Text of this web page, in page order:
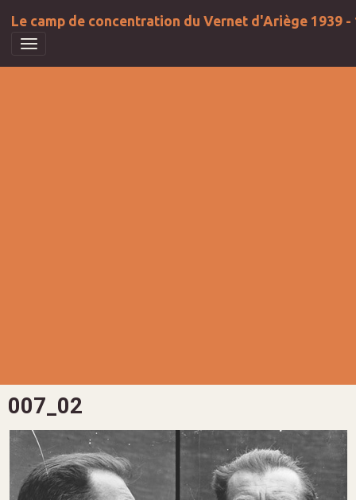
Le camp de concentration du Vernet d'Ariège 1939 -
007_02